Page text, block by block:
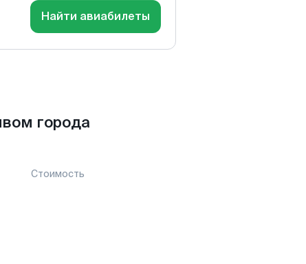
Найти авиабилеты
города
Стоимость